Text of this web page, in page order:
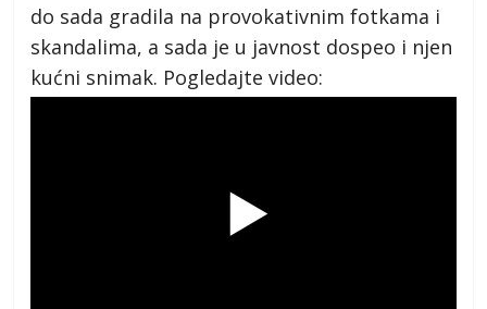
do sada gradila na provokativnim fotkama i
skandalima, a sada je u javnost dospeo i njen
kućni snimak. Pogledajte video: